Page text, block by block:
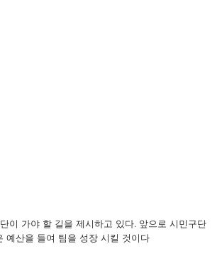
이 가야 할 길을 제시하고 있다. 앞으로 시민구단
예산을 들여 팀을 성장 시킬 것이다